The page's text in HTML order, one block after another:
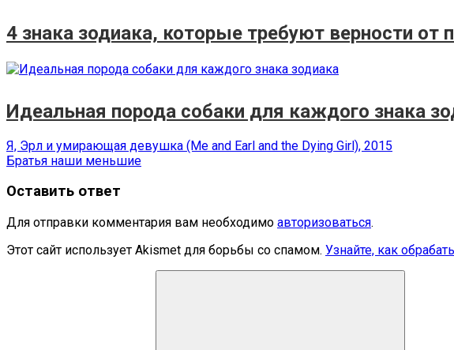
4 знака зодиака, которые требуют верности от
Идеальная порода собаки для каждого знака
Навигация
по
записям
Предыдущая
запись:
Я, Эрл и умирающая девушка (Me and Earl and the Dying Girl), 2015
Следующая
Братья наши меньшие
Оставить ответ
Для отправки комментария вам необходимо авторизоваться.
Этот сайт использует Akismet для борьбы со спамом. Узнайте, как